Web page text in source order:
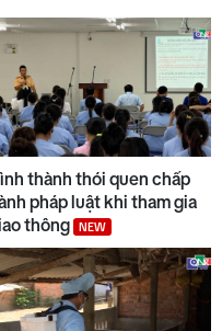
6
ngày mới 09/8 NEW
7
chống hạn cứu
quả ở phía Đông
8
8
thành thói quen chấp
pháp luật khi tham gia
thông
NEW